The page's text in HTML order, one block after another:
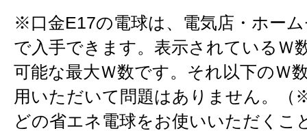
※口金E17の電球は、電気店・ホー
で入手できます。表示されているＷ
可能な最大Ｗ数です。それ以下のＷ
用いただいて問題はありません。（
どの省エネ電球をお使いいただくこ